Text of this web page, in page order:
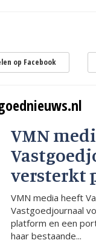
op Facebook
VMN
versterkt
VMN media heeft
Vastgoedjournaal
platform en een
haar bestaande...